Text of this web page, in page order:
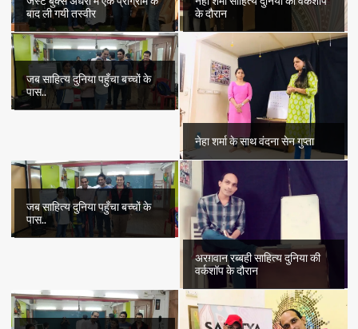
बाद ली गयी तस्वीर
के दौरान
जब साहित्य दुनिया पहुँचा बच्चों के
पास..
नेहा शर्मा के साथ वंदना सेन गुप्ता
जब साहित्य दुनिया पहुँचा बच्चों के
पास..
अरग़वान रब्बही साहित्य दुनिया की
वर्कशॉप के दौरान